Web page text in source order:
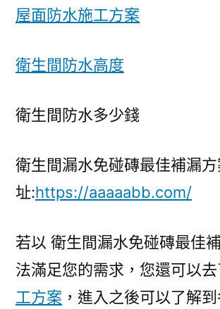
屋面防水施工方案
衛生間防水高度
衛生間防水多少錢
衛生間漏水免碰磚最佳補漏
址:https://aaaaabb.com/
若以 衛生間漏水免碰磚最佳
法滿足您的需求，您還可以
工方案 ，進入之後可以了解